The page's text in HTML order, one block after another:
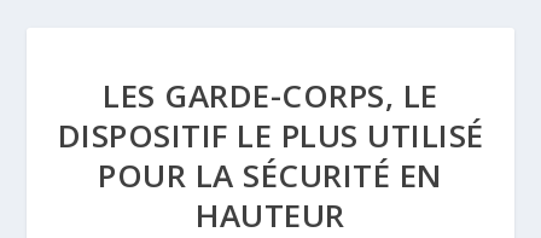
LES GARDE-CORPS, LE
DISPOSITIF LE PLUS UTILISÉ
POUR LA SÉCURITÉ EN
HAUTEUR